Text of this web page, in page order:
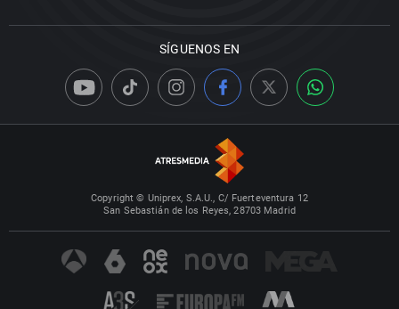
SÍGUENOS EN
Copyright © Uniprex, S.A.U., C/ Fuerteventura 12
San Sebastián de los Reyes, 28703 Madrid